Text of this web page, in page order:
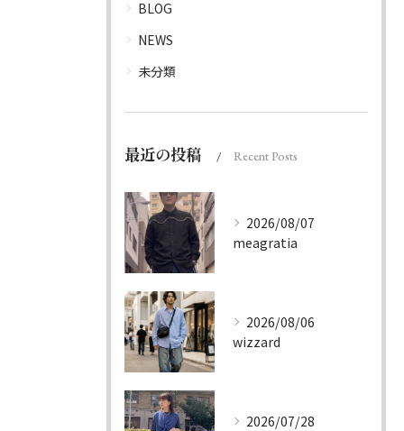
BLOG
NEWS
未分類
最近の投稿 Recent Posts
2026/08/07
meagratia
2026/08/06
wizzard
2026/07/28